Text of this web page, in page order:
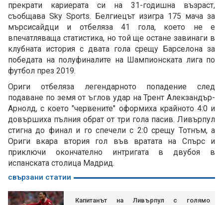
прекрати кариерата си на 31-годишна възраст,
съобщава Sky Sports. Белгиецът изигра 175 мача за
мърсисайдци и отбеляза 41 гола, което не е
впечатляваща статистика, но той ще остане завинаги в
клубната история с двата гола срещу Барселона за
победата на полуфиналите на Шампионската лига по
футбол през 2019.
Ориги отбеляза легендарното попадение след
подаване по земя от ъглов удар на Трент Алекзандър-
Арнолд, с което "червените" оформиха крайното 4:0 и
довършиха пълния обрат от три гола пасив. Ливърпул
стигна до финал и го спечели с 2:0 срещу Тотнъм, а
Ориги вкара втория гол във вратата на Спърс и
приключи окончателно интригата в двубоя в
испанската столица Мадрид.
свързани статии
Капитанът на Ливърпул с голямо